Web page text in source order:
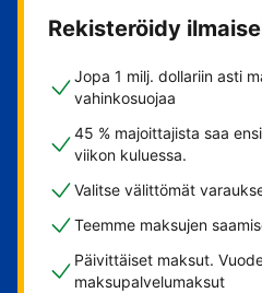
Rekisteröidy
Jopa 1 milj. dollariin asti
vahinkosuojaa
45 % majoittajista saa
viikon kuluessa.
Valitse välittömät
Teemme maksujen
Päivittäiset maksut.
maksupalvelumaksut